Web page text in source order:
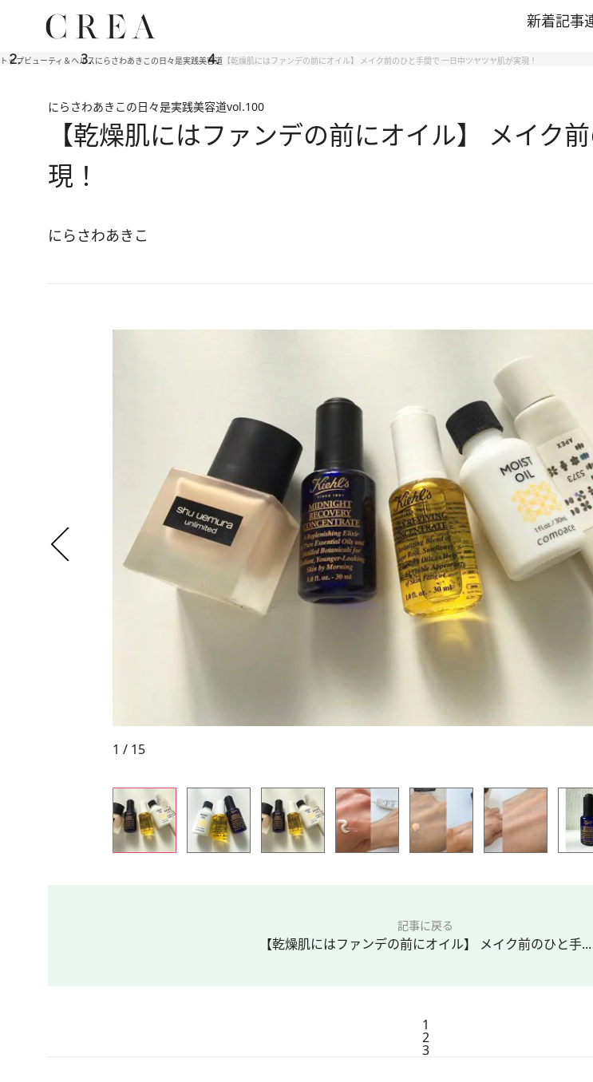
新着記事
トップビューティ＆ヘルスにらさわあきこの日々是実践美容道 【乾燥肌にはファンデの前にオイル】 メイク前のひと手間で 一日中ツヤツヤ肌が実現！
にらさわあきこの日々是実践美容道vol.100
【乾燥肌にはファンデの前にオイル】 メイク
現！
にらさわあきこ
1 / 15
記事に戻る
【乾燥肌にはファンデの前にオイル】 メイク前のひと手...
1
2
3